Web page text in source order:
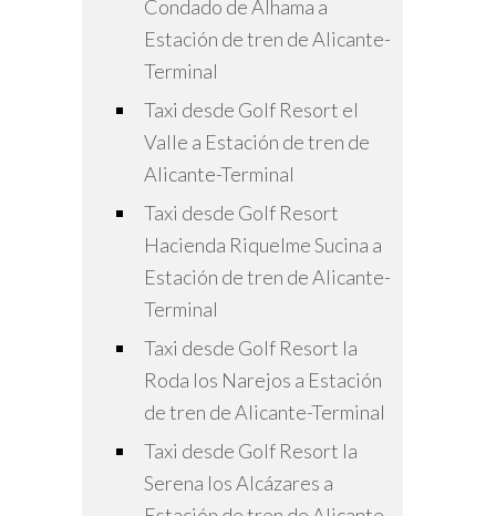
Condado de Alhama a
Estación de tren de Alicante-
Terminal
Taxi desde Golf Resort el
Valle a Estación de tren de
Alicante-Terminal
Taxi desde Golf Resort
Hacienda Riquelme Sucina a
Estación de tren de Alicante-
Terminal
Taxi desde Golf Resort la
Roda los Narejos a Estación
de tren de Alicante-Terminal
Taxi desde Golf Resort la
Serena los Alcázares a